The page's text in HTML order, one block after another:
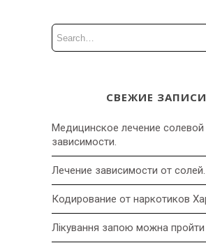
СВЕЖИЕ ЗАПИСИ
Медицинское лечение солевой
зависимости.
Лечение зависимости от солей.
Кодирование от наркотиков
Лікування запою можна